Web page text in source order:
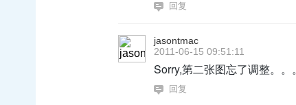
回复
jasontmac
2011-06-15 09:51:11
Sorry,第二张图忘了调整。。。
回复